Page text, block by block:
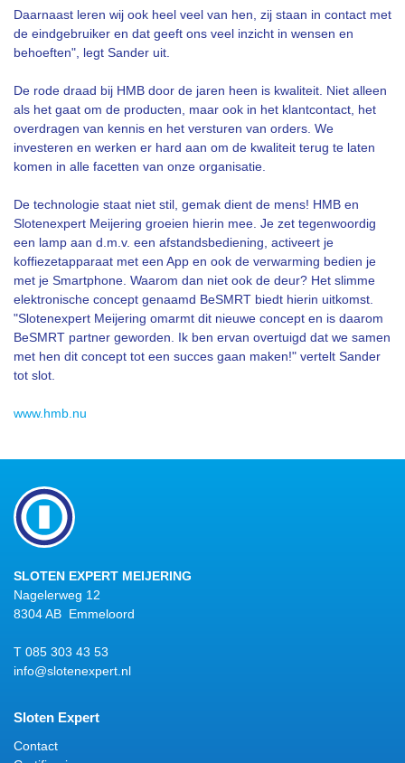
Daarnaast leren wij ook heel veel van hen, zij staan in contact met
de eindgebruiker en dat geeft ons veel inzicht in wensen en
behoeften", legt Sander uit.
De rode draad bij HMB door de jaren heen is kwaliteit. Niet alleen
als het gaat om de producten, maar ook in het klantcontact, het
overdragen van kennis en het versturen van orders. We
investeren en werken er hard aan om de kwaliteit terug te laten
komen in alle facetten van onze organisatie.
De technologie staat niet stil, gemak dient de mens! HMB en
Slotenexpert Meijering groeien hierin mee. Je zet tegenwoordig
een lamp aan d.m.v. een afstandsbediening, activeert je
koffiezetapparaat met een App en ook de verwarming bedien je
met je Smartphone. Waarom dan niet ook de deur? Het slimme
elektronische concept genaamd BeSMRT biedt hierin uitkomst.
"Slotenexpert Meijering omarmt dit nieuwe concept en is daarom
BeSMRT partner geworden. Ik ben ervan overtuigd dat we samen
met hen dit concept tot een succes gaan maken!" vertelt Sander
tot slot.
www.hmb.nu
SLOTEN EXPERT MEIJERING
Nagelerweg 12
8304 AB Emmeloord
T 085 303 43 53
info@slotenexpert.nl
Sloten Expert
Contact